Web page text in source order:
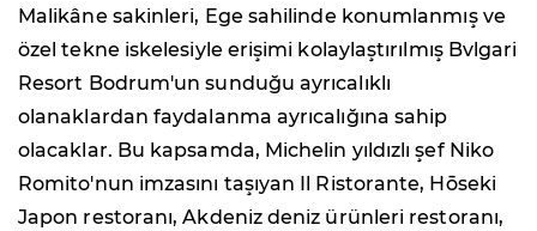
Malikâne sakinleri, Ege sahilinde konumlanmış ve
özel tekne iskelesiyle erişimi kolaylaştırılmış Bvlgari
Resort Bodrum'un sunduğu ayrıcalıklı
olanaklardan faydalanma ayrıcalığına sahip
olacaklar. Bu kapsamda, Michelin yıldızlı şef Niko
Romito'nun imzasını taşıyan Il Ristorante, Hōseki
Japon restoranı, Akdeniz deniz ürünleri restoranı,